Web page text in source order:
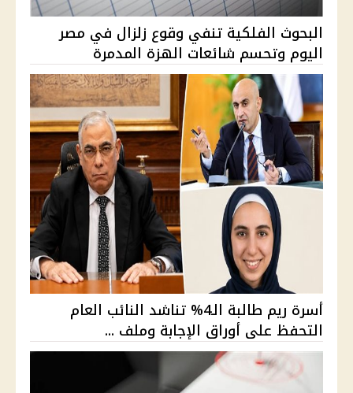
البحوث الفلكية تنفي وقوع زلزال في مصر
اليوم وتحسم شائعات الهزة المدمرة
أسرة ريم طالبة الـ4% تناشد النائب العام
التحفظ على أوراق الإجابة وملف ...